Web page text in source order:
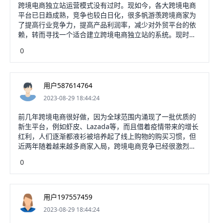
跨境电商独立站运营模式没有过时。现如今，各大跨境电商
平台已日趋成熟，竞争也较白日化，很多帆游羡跨境商家为
了提高行业竞争力，提高产品利润率，减少对外贸平台的依
赖，转而寻找一个适合建立跨境电商独立站的系统。现时，
可了解更多相关内容做独立站比较好的一点就是，磨简很多
用户数据都是掌握在卖家手里的，比如邮箱、联系地址等，
有了这些东西我态拍们可以做再营销。做独立站也比较容易
形成自己的品牌，可以选择走品牌化发展。独立站的收款方
式一般是第三方支付平台，所以收款相对平台来说，会快一
些，利润也很大。但是独立站需要注意推广引流的问题，如
果没有专业的人带着走，很容易走弯路。Ueehsop，是国内
最早的SaaS跨境电商自建站平台。是很多新手卖家和大卖家
的不二选择，在为卖家提供稳定可靠的独立站的同时，协助
用户制定更合适的推广引流方案，为用户创造更大的价值。
0
用户587614764
2023-08-29 18:44:24
前几年跨境电商很好做，因为全球范围内涌现了一批优质的
新生平台，例如虾皮、Lazada等，而且借着疫情带来的增长
红利，人们逐渐都液衫被培养起了线上购物的购买习惯，但
近两年随着越来越多商家入局，跨境电商竞争已经很激烈
来说比较难做，因为除了搭建涉及到的技术难题可以让第三
方服务公司代解决之外，网站的引流、支付方式设置、选品
等其实都是需要去亲力散空亲为的，然而这些会消耗大量精
力和时间，同时成本也比较高，所以目前来看独立站前景并
不明朗。
0
用户197557459
2023-08-29 18:44:24